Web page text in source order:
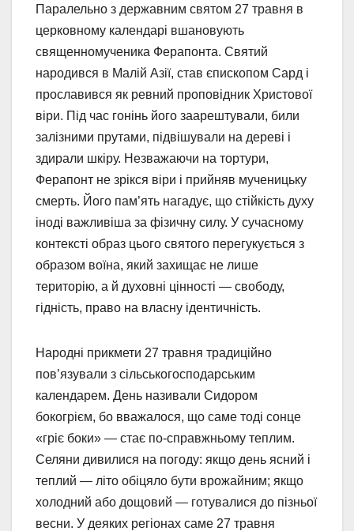
Паралельно з державним святом 27 травня в
церковному календарі вшановують
священномученика Ферапонта. Святий
народився в Малій Азії, став єпископом Сард і
прославився як ревний проповідник Христової
віри. Під час гонінь його заарештували, били
залізними прутами, підвішували на дереві і
здирали шкіру. Незважаючи на тортури,
Ферапонт не зрікся віри і прийняв мученицьку
смерть. Його пам’ять нагадує, що стійкість духу
іноді важливіша за фізичну силу. У сучасному
контексті образ цього святого перегукується з
образом воїна, який захищає не лише
територію, а й духовні цінності — свободу,
гідність, право на власну ідентичність.
Народні прикмети 27 травня традиційно
пов’язували з сільськогосподарським
календарем. День називали Сидором
бокогрієм, бо вважалося, що саме тоді сонце
«гріє боки» — стає по-справжньому теплим.
Селяни дивилися на погоду: якщо день ясний і
теплий — літо обіцяло бути врожайним; якщо
холодний або дощовий — готувалися до пізньої
весни. У деяких регіонах саме 27 травня